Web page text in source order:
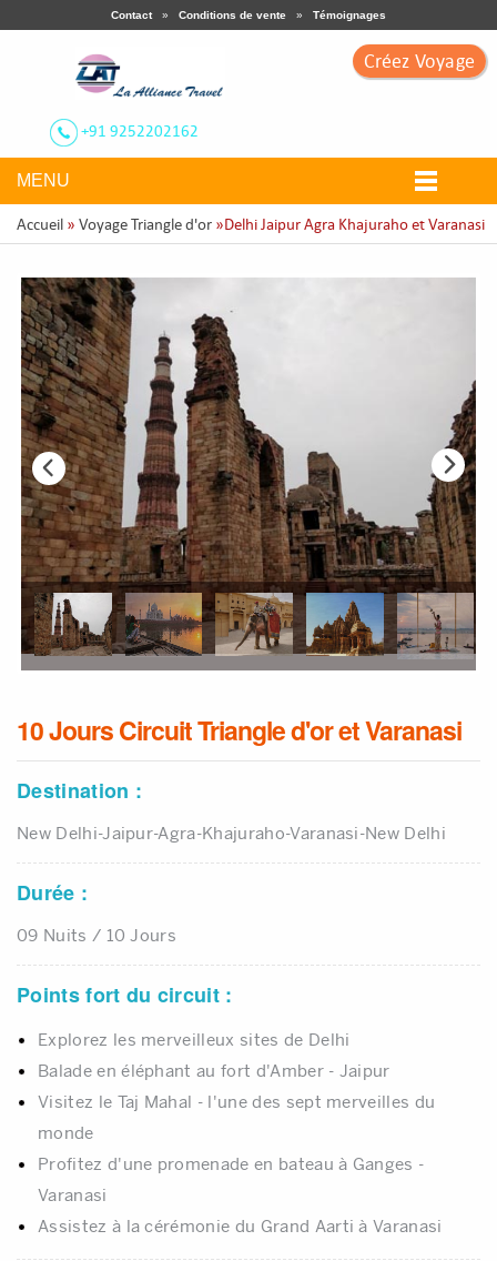
Contact» Conditions de vente » Témoignages
Créez Voyage
+91 9252202162
MENU
Nos Circuits
Voyage Thématique
Ville Touristiques
Circuit Sur Mesure
Infos Pratiques
Qui Sommes Nous
Qui Sommes Nous
Témoignages
Accueil » Voyage Triangle d'or »Delhi Jaipur Agra Khajuraho et Varanasi
10 Jours Circuit Triangle d'or et Varanasi
Destination :
New Delhi-Jaipur-Agra-Khajuraho-Varanasi-New Delhi
Durée :
09 Nuits / 10 Jours
Points fort du circuit :
Explorez les merveilleux sites de Delhi
Balade en éléphant au fort d'Amber - Jaipur
Visitez le Taj Mahal - l'une des sept merveilles du
monde
Profitez d'une promenade en bateau à Ganges -
Varanasi
Assistez à la cérémonie du Grand Aarti à Varanasi